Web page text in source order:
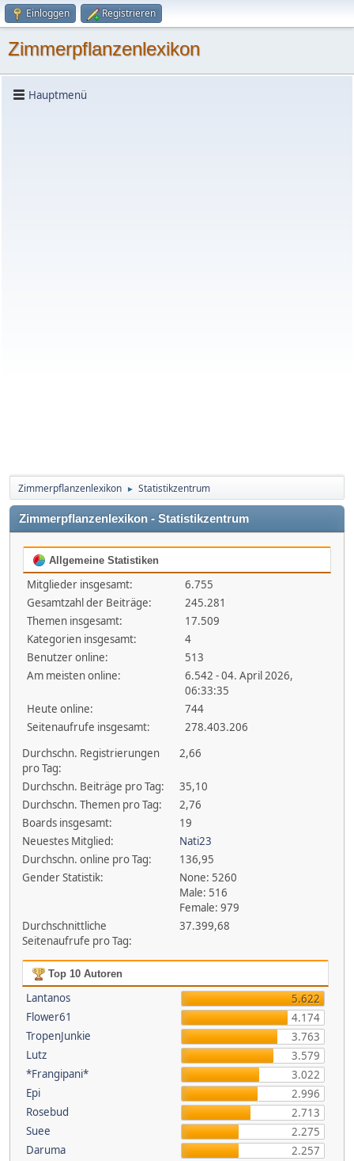
Einloggen Registrieren
Zimmerpflanzenlexikon
Hauptmenü
Zimmerpflanzenlexikon ► Statistikzentrum
Zimmerpflanzenlexikon - Statistikzentrum
Allgemeine Statistiken
Mitglieder insgesamt:
6.755
Gesamtzahl der Beiträge:
245.281
Themen insgesamt:
17.509
Kategorien insgesamt:
4
Benutzer online:
513
Am meisten online:
6.542 - 04. April 2026,
06:33:35
Heute online:
744
Seitenaufrufe insgesamt:
278.403.206
Durchschn. Registrierungen
pro Tag:
2,66
Durchschn. Beiträge pro Tag:
35,10
Durchschn. Themen pro Tag:
2,76
Boards insgesamt:
19
Neuestes Mitglied:
Nati23
Durchschn. online pro Tag:
136,95
Gender Statistik:
None: 5260
Male: 516
Female: 979
Durchschnittliche
Seitenaufrufe pro Tag:
37.399,68
Top 10 Autoren
Lantanos
5.622
Flower61
4.174
TropenJunkie
3.763
Lutz
3.579
*Frangipani*
3.022
Epi
2.996
Rosebud
2.713
Suee
2.275
Daruma
2.257